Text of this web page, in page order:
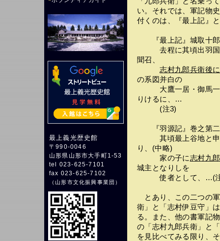
最上義光歴史館
〒990-0046
山形県山形市大手町1-53
tel 023-625-7101
fax 023-625-7102
（山形市文化振興事業団 ）
い。それでは、軍記物
付くのは、『最上記』
『最上記』城取十郎
去程に其頃出羽国
聞召、
志村九郎兵衛後
の系図并白の
大鷹一居・御馬一疋
りけるに、…
(注3)
『羽源記』巻之第二
其頃最上谷地と申す
り、(中略)
家の子に志村九
城主となりしを
使者として、…(
とあり、この二つの
衛」と「志村伊豆守」
る。また、他の書軍記
の「志村九郎兵衛」と
を見比べてみる限り、